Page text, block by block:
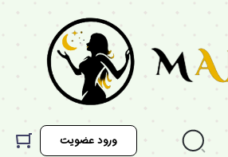
ورود عضویت